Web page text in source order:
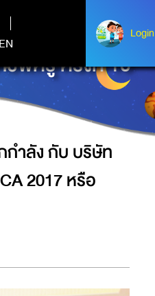
EN
Login
Login
ลนด์) จำกัด (มหา
พครู ครั้งที่ 10"
ำลัง กับ บริษัท
2017 หรือ